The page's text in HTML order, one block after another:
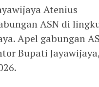
Atenius
ASN di
Apel gabungan
Bupati